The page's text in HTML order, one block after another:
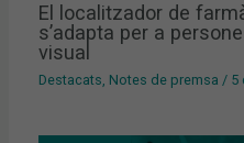
El localitzador de
s’adapta per a
visual
Destacats, Notes de premsa / 5